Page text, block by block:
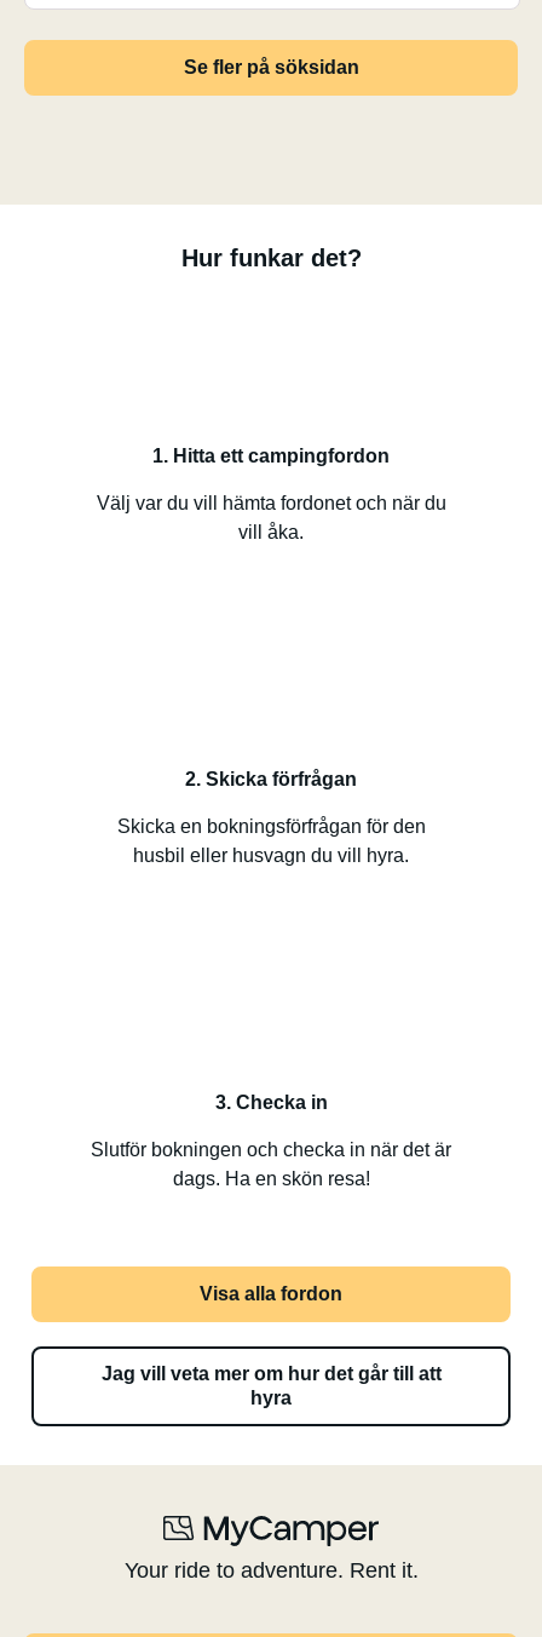
Se fler på söksidan
Hur funkar det?
1. Hitta ett campingfordon
Välj var du vill hämta fordonet och när du
vill åka.
2. Skicka förfrågan
Skicka en bokningsförfrågan för den
husbil eller husvagn du vill hyra.
3. Checka in
Slutför bokningen och checka in när det är
dags. Ha en skön resa!
Visa alla fordon
Jag vill veta mer om hur det går till att
hyra
Your ride to adventure. Rent it.